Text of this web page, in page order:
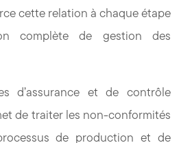
cette relation à chaque étape
complète de gestion des
d’assurance et de contrôle
de traiter les non-conformités
de production et de